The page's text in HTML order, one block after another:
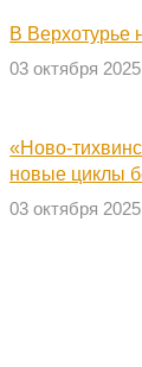
В Верхотурье
03 октября 2025
«Ново-
новые циклы
03 октября 2025